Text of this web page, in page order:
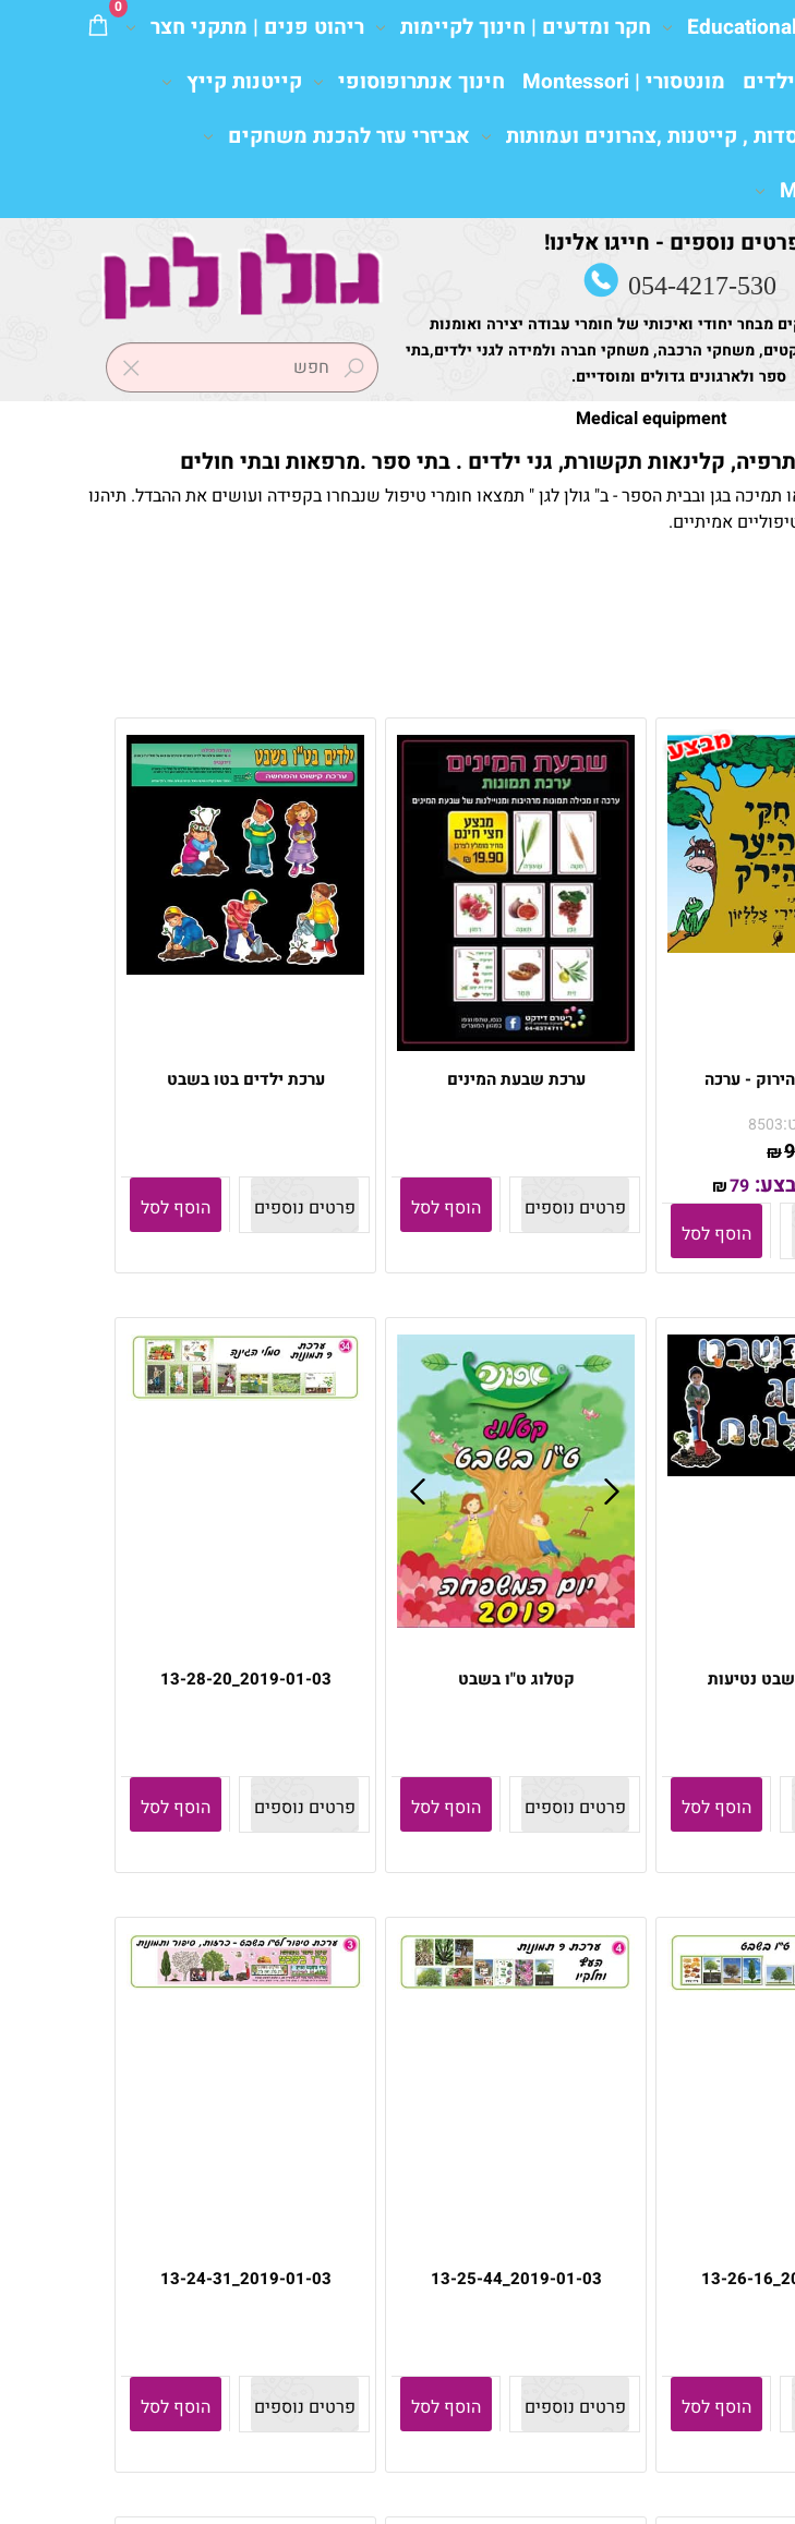
נוספים - חייגו אלינו!
054-4217-530
מבחר יחודי ואיכותי של חומרי עבודה יצירה ואומנות
משחקי הרכבה, משחקי חברה ולמידה לגני ילדים,בתי
ספר ולארגונים גדולים ומוסדיים.
0
חקר ומדעים | חינוך לקיימות
ריהוט פנים | מתקני חצר
מונטסורי | Montessori חינוך אנתרופוסופי
קייטנות קייץ
, קייטנות ,צהרונים ועמותות
אביזרי עזר להכנת משחקים
Medical equipment
קלינאות תקשורת, גני ילדים . בתי ספר .מרפאות ובתי חולים
תמיכה בגן ובבית הספר - ב" גולן לגן " תמצאו חומרי טיפול שנבחרו בקפידה ועושים את ההבדל. תיהנו
אמיתיים.
- ערכה
8503
₪
₪79
הוסף לסל
ערכת שבעת המינים
פרטים נוספים הוסף לסל
ערכת ילדים בטו בשבט
פרטים נוספים הוסף לסל
נטיעות
הוסף לסל
קטלוג ט"ו בשבט
פרטים נוספים הוסף לסל
2019-01-03_13-28-20
פרטים נוספים הוסף לסל
הוסף לסל
2019-01-03_13-25-44
פרטים נוספים הוסף לסל
2019-01-03_13-24-31
פרטים נוספים הוסף לסל